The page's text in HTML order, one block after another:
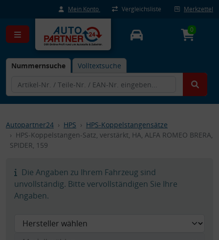
Mein Konto Vergleichsliste Merkzettel
Nummernsuche Volltextsuche
0
Autopartner24 HPS
HPS-Koppelstangensätze
HPS-Koppelstangen-Satz, verstärkt, HA, ALFA ROMEO BRERA,
SPIDER, 159
Die Angaben zu Ihrem Fahrzeug sind
unvollständig. Bitte vervollständigen Sie Ihre
Angaben.